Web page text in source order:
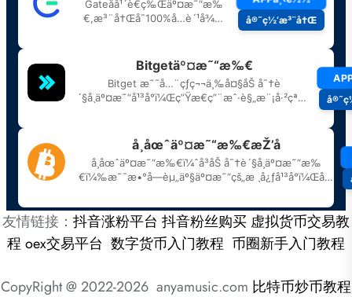
友情链接： 抖音涨粉平台 抖音粉丝购买虚拟货币交易教
程oex交易平台 数字货币入门教程 币圈新手入门教程
CopyRight @ 2022-2026 anyamusic.com 比特币炒币教程